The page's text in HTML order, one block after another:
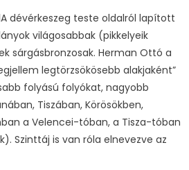
dévérkeszeg teste oldalról lapított
világosabbak (pikkelyeik
sárgásbronzosak. Herman Ottó a
legtörzsökösebb alakjaként”
folyású folyókat, nagyobb
Tiszában, Körösökben,
a Velencei-tóban, a Tisza-tóban
Szinttáj is van róla elnevezve az